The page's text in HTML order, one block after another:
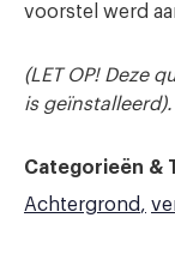
voorstel werd
(LET OP! Deze
is geïnstalleerd).
Categorieën &
Achtergrond